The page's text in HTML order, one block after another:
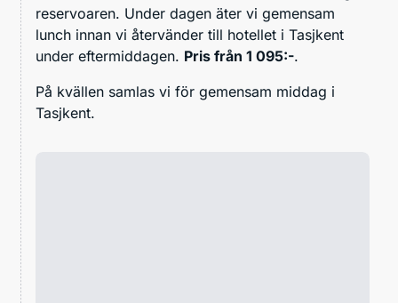
reservoaren. Under dagen äter vi gemensam
lunch innan vi återvänder till hotellet i Tasjkent
under eftermiddagen. Pris från 1 095:-.
På kvällen samlas vi för gemensam middag i
Tasjkent.